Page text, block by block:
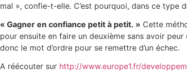
mal », confie-t-elle. C’est pourquoi, dans ce type
« Gagner en confiance petit à petit. » Cette
pour ensuite en faire un deuxième sans avoir
donc le mot d’ordre pour se remettre d’un échec.
A réécouter sur http://www.europe1.fr/